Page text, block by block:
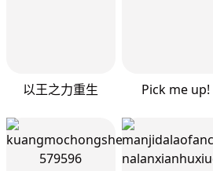
以王之力重生 Pick me up!